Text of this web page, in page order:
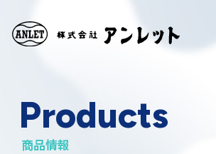
Products
商品情報